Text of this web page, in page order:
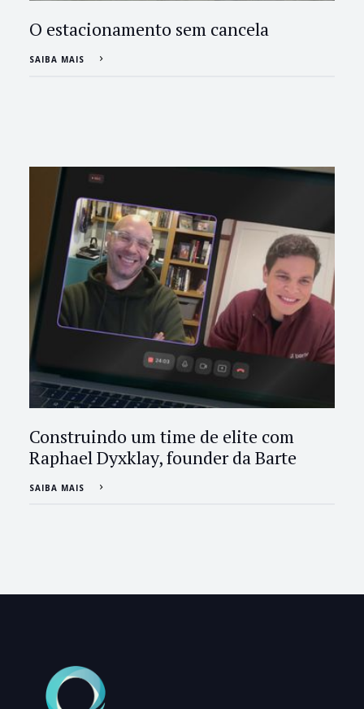
O estacionamento sem cancela
SAIBA MAIS
Construindo um time de elite com
Raphael Dyxklay, founder da Barte
SAIBA MAIS